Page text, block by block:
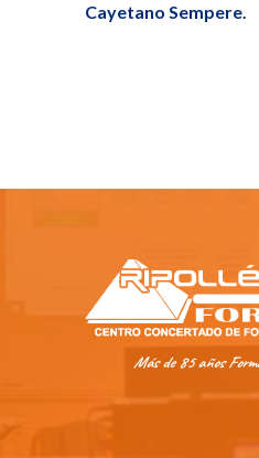
Cayetano Sempere.
Más de 85 años